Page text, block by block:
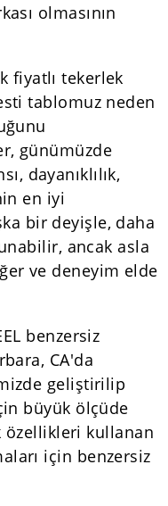
olmasının
fiyatlı tekerlek
tablomuz neden
günümüzde
dayanıklılık,
en iyi
bir deyişle, daha
ancak asla
ve deneyim elde
benzersiz
CA'da
geliştirilip
büyük ölçüde
özellikleri kullanan
için benzersiz